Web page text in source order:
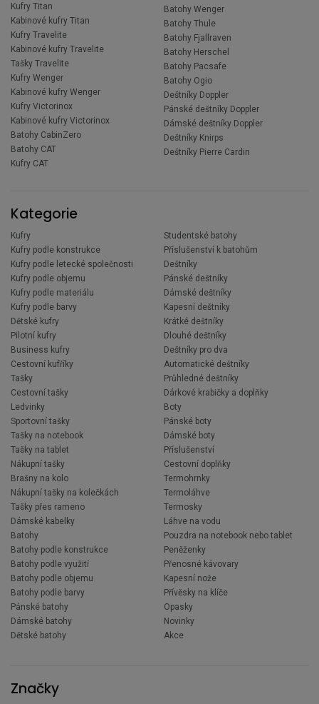
Kufry Titan
Kabinové kufry Titan
Kufry Travelite
Kabinové kufry Travelite
Tašky Travelite
Kufry Wenger
Kabinové kufry Wenger
Kufry Victorinox
Kabinové kufry Victorinox
Batohy CabinZero
Batohy CAT
Kufry CAT
Batohy Wenger
Batohy Thule
Batohy Fjallraven
Batohy Herschel
Batohy Pacsafe
Batohy Ogio
Deštníky Doppler
Pánské deštníky Doppler
Dámské deštníky Doppler
Deštníky Knirps
Deštníky Pierre Cardin
Kategorie
Kufry
Kufry podle konstrukce
Kufry podle letecké společnosti
Kufry podle objemu
Kufry podle materiálu
Kufry podle barvy
Dětské kufry
Pilotní kufry
Business kufry
Cestovní kufříky
Tašky
Cestovní tašky
Ledvinky
Sportovní tašky
Tašky na notebook
Tašky na tablet
Nákupní tašky
Brašny na kolo
Nákupní tašky na kolečkách
Tašky přes rameno
Dámské kabelky
Batohy
Batohy podle konstrukce
Batohy podle využití
Batohy podle objemu
Batohy podle barvy
Pánské batohy
Dámské batohy
Dětské batohy
Studentské batohy
Příslušenství k batohům
Deštníky
Pánské deštníky
Dámské deštníky
Kapesní deštníky
Krátké deštníky
Dlouhé deštníky
Deštníky pro dva
Automatické deštníky
Průhledné deštníky
Dárkové krabičky a doplňky
Boty
Pánské boty
Dámské boty
Příslušenství
Cestovní doplňky
Termohrnky
Termoláhve
Termosky
Láhve na vodu
Pouzdra na notebook nebo tablet
Peněženky
Přenosné kávovary
Kapesní nože
Přívěsky na klíče
Opasky
Novinky
Akce
Značky